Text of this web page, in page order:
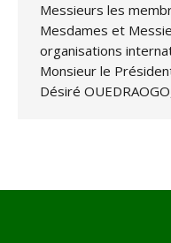
Messieurs les
Mesdames et
organisations
Monsieur le
Désiré